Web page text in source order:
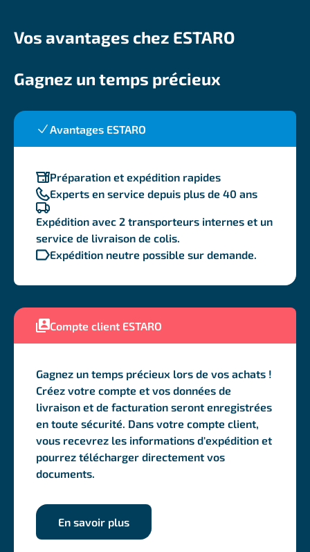
Vos avantages chez ESTARO
Avantages ESTARO
Préparation et expédition rapides
Experts en service depuis plus de 40 ans
Expédition avec 2 transporteurs internes et un
service de livraison de colis.
Expédition neutre possible sur demande.
Gagnez un temps précieux
Compte client ESTARO
Gagnez un temps précieux lors de vos achats !
Créez votre compte et vos données de
livraison et de facturation seront enregistrées
en toute sécurité. Dans votre compte client,
vous recevrez les informations d'expédition et
pourrez télécharger directement vos
documents.
En savoir plus